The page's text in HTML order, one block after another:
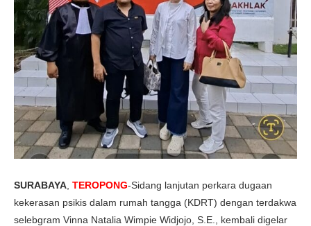
SURABAYA TEROPONG-Sidang lanjutan perkara dugaan
kekerasan psikis dalam rumah tangga (KDRT) dengan terdakwa
selebgram Vinna Natalia Wimpie Widjojo, S.E., kembali digelar